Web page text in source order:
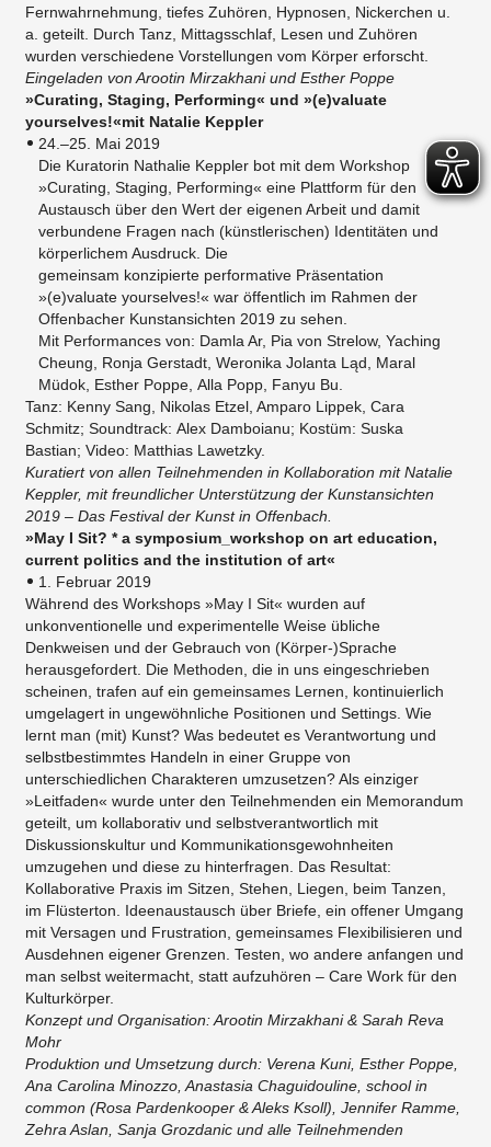
Fernwahrnehmung, tiefes Zuhören, Hypnosen, Nickerchen u.
a. geteilt. Durch Tanz, Mittagsschlaf, Lesen und Zuhören
wurden verschiedene Vorstellungen vom Körper erforscht.
Eingeladen von Arootin Mirzakhani und Esther Poppe
»Curating, Staging, Performing« und »(e)valuate
yourselves!«mit Natalie Keppler
24.–25. Mai 2019
Die Kuratorin Nathalie Keppler bot mit dem Workshop
»Curating, Staging, Performing« eine Plattform für den
Austausch über den Wert der eigenen Arbeit und damit
verbundene Fragen nach (künstlerischen) Identitäten und
körperlichem Ausdruck. Die
gemeinsam konzipierte performative Präsentation
»(e)valuate yourselves!« war öffentlich im Rahmen der
Offenbacher Kunstansichten 2019 zu sehen.
Mit Performances von: Damla Ar, Pia von Strelow, Yaching
Cheung, Ronja Gerstadt, Weronika Jolanta Ląd, Maral
Müdok, Esther Poppe, Alla Popp, Fanyu Bu.
Tanz: Kenny Sang, Nikolas Etzel, Amparo Lippek, Cara
Schmitz; Soundtrack: Alex Damboianu; Kostüm: Suska
Bastian; Video: ​Matthias Lawetzky.
Kuratiert von allen Teilnehmenden in Kollaboration mit Natalie
Keppler​, mit freundlicher Unterstützung der Kunstansichten
2019 – Das Festival der Kunst in Offenbach.
»May I Sit? * a symposium_workshop on art education,
current politics and the institution of art«
1. Februar 2019
Während des Workshops »May I Sit« wurden auf
unkonventionelle und experimentelle Weise übliche
Denkweisen und der Gebrauch von (Körper-)Sprache
herausgefordert. Die Methoden, die in uns eingeschrieben
scheinen, trafen auf ein gemeinsames Lernen, kontinuierlich
umgelagert in ungewöhnliche Positionen und Settings. Wie
lernt man (mit) Kunst? Was bedeutet es Verantwortung und
selbstbestimmtes Handeln in einer Gruppe von
unterschiedlichen Charakteren umzusetzen? Als einziger
»Leitfaden« wurde unter den Teilnehmenden ein Memorandum
geteilt, um kollaborativ und selbstverantwortlich mit
Diskussionskultur und Kommunikationsgewohnheiten
umzugehen und diese zu hinterfragen. Das Resultat:
Kollaborative Praxis im Sitzen, Stehen, Liegen, beim Tanzen,
im Flüsterton. Ideenaustausch über Briefe, ein offener Umgang
mit Versagen und Frustration, gemeinsames Flexibilisieren und
Ausdehnen eigener Grenzen. Testen, wo andere anfangen und
man selbst weitermacht, statt aufzuhören – Care Work für den
Kulturkörper.
Konzept und Organisation: Arootin Mirzakhani & Sarah Reva
Mohr
Produktion und Umsetzung durch: Verena Kuni, Esther Poppe,
Ana Carolina Minozzo, Anastasia Chaguidouline, school in
common (Rosa Pardenkooper & Aleks Ksoll), Jennifer Ramme,
Zehra Aslan, Sanja Grozdanic und alle Teilnehmenden